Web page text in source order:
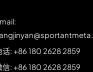
话: +86 180 2628 2859
信: +86 180 2628 2859